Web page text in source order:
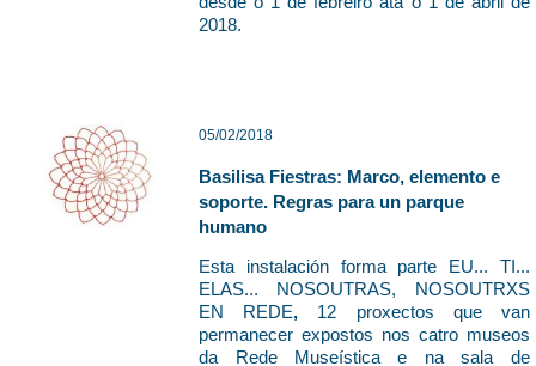
2018.
05/02/2018
Basilisa Fiestras: Marco, elemento e
soporte. Regras para un parque
humano
Esta instalación forma parte
EU... TI...
ELAS... NOSOUTRAS, NOSOUTRXS
EN REDE, 12 proxectos que van
permanecer expostos nos catro museos
da Rede Museística e na sala de